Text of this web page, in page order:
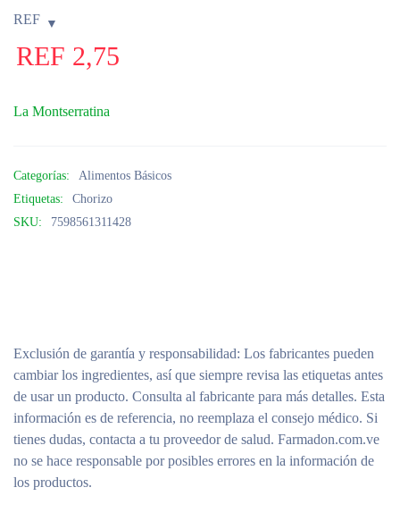
REF
REF 2,75
La Montserratina
Categorías:
Alimentos Básicos
Etiquetas:
Chorizo
SKU:
7598561311428
Exclusión de garantía y responsabilidad: Los fabricantes pueden
cambiar los ingredientes, así que siempre revisa las etiquetas antes
de usar un producto. Consulta al fabricante para más detalles. Esta
información es de referencia, no reemplaza el consejo médico. Si
tienes dudas, contacta a tu proveedor de salud. Farmadon.com.ve
no se hace responsable por posibles errores en la información de
los productos.